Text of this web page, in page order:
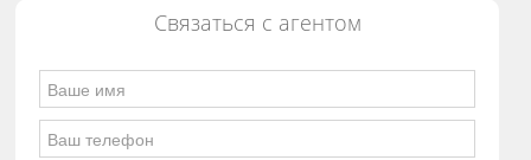
Связаться с агентом